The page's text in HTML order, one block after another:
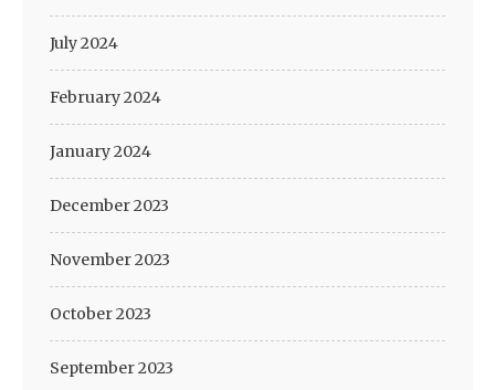
July 2024
February 2024
January 2024
December 2023
November 2023
October 2023
September 2023